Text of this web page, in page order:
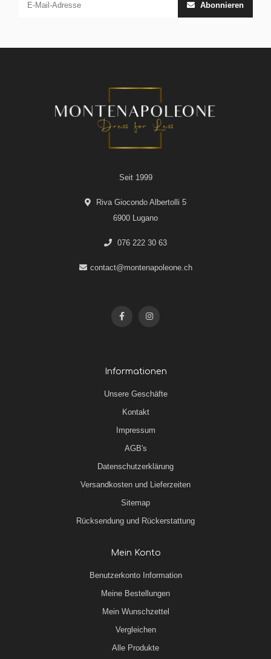
Abonnieren
Seit 1999
Riva Giocondo Albertolli 5
6900 Lugano
076 222 30 63
contact@montenapoleone.ch
Informationen
Unsere Geschäfte
Kontakt
Impressum
AGB's
Datenschutzerklärung
Versandkosten und Lieferzeiten
Sitemap
Rücksendung und Rückerstattung
Mein Konto
Benutzerkonto Information
Meine Bestellungen
Mein Wunschzettel
Vergleichen
Alle Produkte